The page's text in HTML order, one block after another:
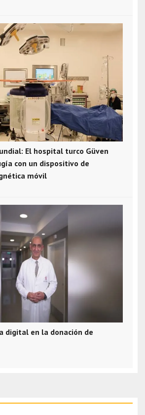
El hospital turco Güven
con un dispositivo de
móvil
digital en la donación de